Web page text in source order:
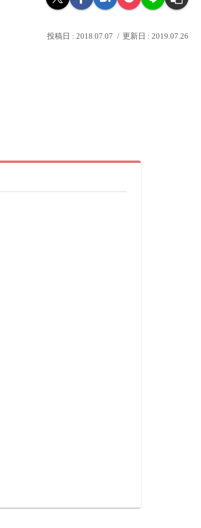
2018.07.07 2019.07.26